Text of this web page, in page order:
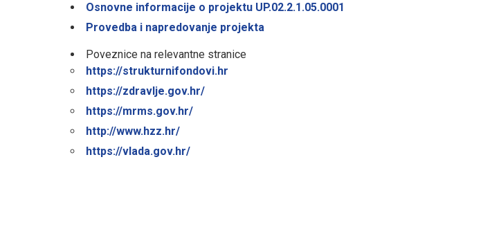
Osnovne informacije o projektu UP.02.2.1.05.0001
Provedba i napredovanje projekta
Poveznice na relevantne stranice
https://strukturnifondovi.hr
https://zdravlje.gov.hr/
https://mrms.gov.hr/
http://www.hzz.hr/
https://vlada.gov.hr/